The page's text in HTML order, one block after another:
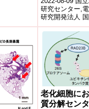
～
研究センター,
研究開発法人
療研究センター
所モデル動物
老化細胞に
質分解セン